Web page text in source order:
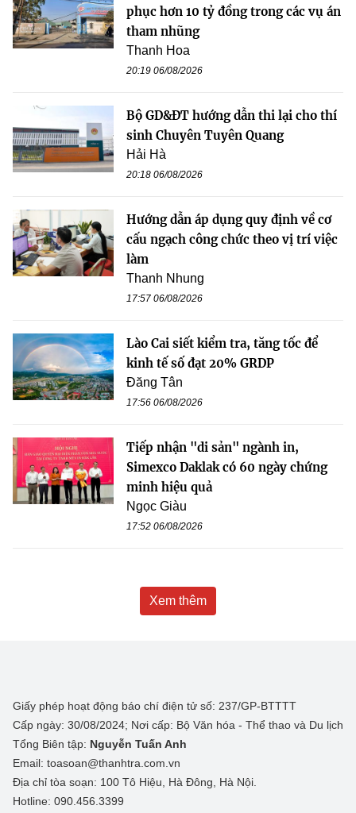
phục hơn 10 tỷ đồng trong các vụ án
tham nhũng
Thanh Hoa
20:19 06/08/2026
Bộ GD&ĐT hướng dẫn thi lại cho thí
sinh Chuyên Tuyên Quang
Hải Hà
20:18 06/08/2026
Hướng dẫn áp dụng quy định về cơ
cấu ngạch công chức theo vị trí việc
làm
Thanh Nhung
17:57 06/08/2026
Lào Cai siết kiểm tra, tăng tốc để
kinh tế số đạt 20% GRDP
Đăng Tân
17:56 06/08/2026
Tiếp nhận "di sản" ngành in,
Simexco Daklak có 60 ngày chứng
minh hiệu quả
Ngọc Giàu
17:52 06/08/2026
Xem thêm
Giấy phép hoạt động báo chí điện tử số: 237/GP-BTTTT
Cấp ngày: 30/08/2024; Nơi cấp: Bộ Văn hóa - Thể thao và Du lịch
Tổng Biên tập: Nguyễn Tuấn Anh
Email: toasoan@thanhtra.com.vn
Địa chỉ tòa soạn: 100 Tô Hiệu, Hà Đông, Hà Nội.
Hotline: 090.456.3399